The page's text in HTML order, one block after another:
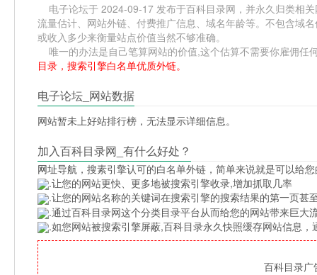
电子论坛于 2024-09-17 发布于百科目录网，并永久归类相
流量估计、网站外链、付费推广信息、域名年龄等。不包含域
或收入多少来衡量站点价值当然不够准确。
唯一的办法是自己笔算网站的价值,这个估算不需要你雇佣任
目录，搜索引擎白名单优质外链。
电子论坛_网站数据
网站暂未上好站排行榜，无法显示详细信息。
加入百科目录网_有什么好处？
网址导航 ，搜素引擎认可的白名单外链，简单来说就是可以给
.让您的网站更快、更多地被搜索引擎收录,增加抓取几率
.让您的网站名称的关键词在搜索引擎的搜索结果的第一页甚
.通过百科目录网这个分类目录平台从而给您的网站带来巨大
.如您网站被搜索引擎屏蔽,百科目录永久快照缓存网站信息
百科目录